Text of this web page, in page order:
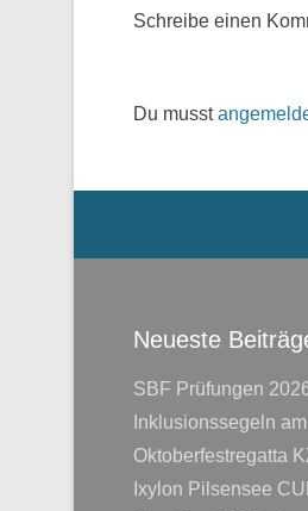
Schreibe einen
Du musst
Neueste
SBF Prüfungen
Inklusionssegeln
Oktoberfestregatta
Ixylon Pilsensee